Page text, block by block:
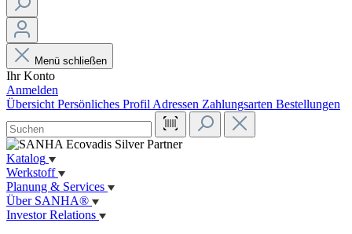
Menü schließen
Ihr Konto
Anmelden
Übersicht Persönliches Profil Adressen Zahlungsarten Bestellungen
Katalog
Werkstoff
Planung & Services
Über SANHA®
Investor Relations